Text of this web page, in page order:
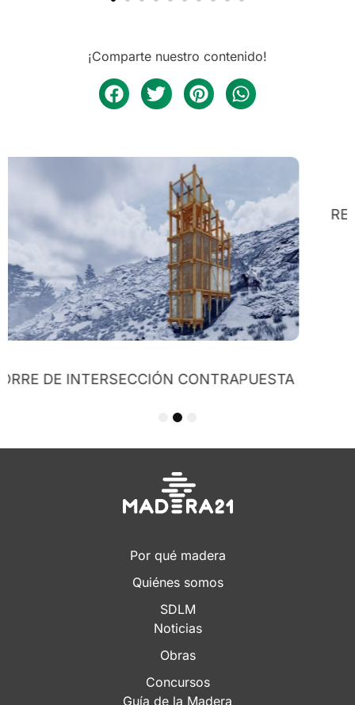
¡Comparte nuestro contenido!
REFUGIO CÚSPIDE BIFRONTAL
Por qué madera
Quiénes somos
SDLM
Noticias
Obras
Concursos
Guía de la Madera